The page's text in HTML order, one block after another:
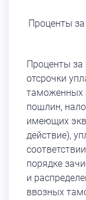
Проценты
Проценты за
отсрочки
таможенных
пошлин,
имеющих
действие),
порядке
и
ввозных